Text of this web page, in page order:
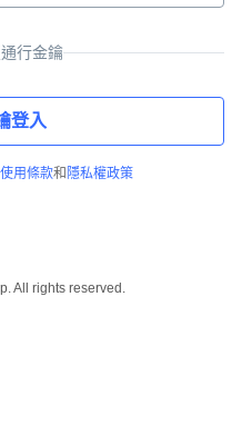
行金鑰
登入
使用條款和 隱私權政策
All rights reserved.